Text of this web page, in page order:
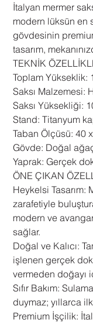
İtalyan mermer
modern lüksün en
gövdesinin
tasarım,
​TEKNİK
​Toplam Yükseklik:
​Saksı Malzemesi:
​Saksı Yüksekliği:
​Stand: Titanyum
​Taban Ölçüsü: 40
​Gövde: Doğal
​Yaprak: Gerçek
​ÖNE ÇIKAN
​Heykelsi Tasarım:
zarafetiyle
modern ve
sağlar.
​Doğal ve Kalıcı:
işlenen gerçek
vermeden doğayı
​Sıfır Bakım:
duymaz; yıllarca
​Premium İşçilik: